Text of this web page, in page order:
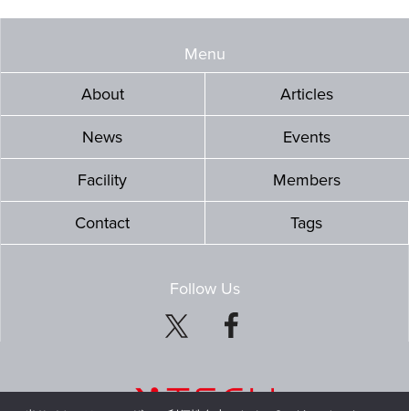
Menu
About
Articles
News Events
Facility Members
Contact Tags
Follow Us